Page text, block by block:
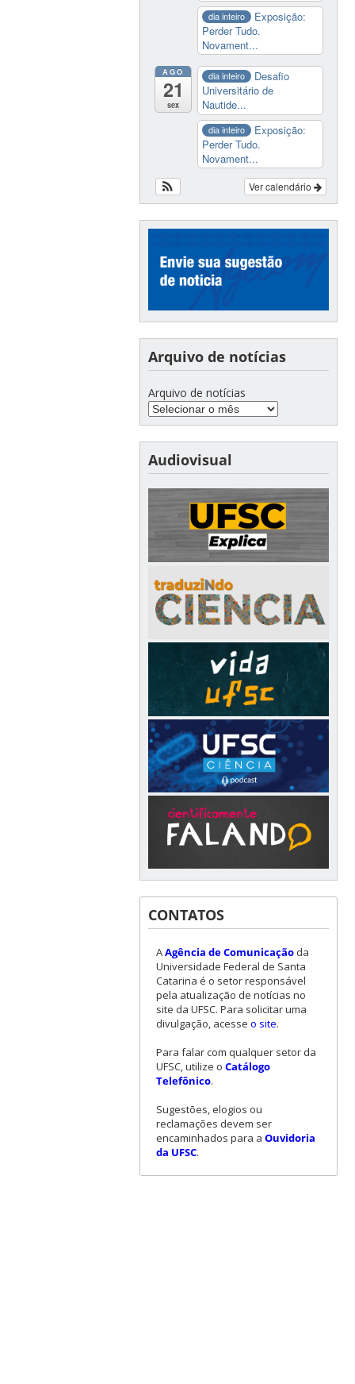
dia inteiro
Exposição:
Perder Tudo.
Novament...
AGO
21
sex
dia inteiro
Desafio
Universitário de
Nautide...
dia inteiro
Exposição:
Perder Tudo.
Novament...
Ver calendário
Arquivo de notícias
Arquivo de notícias
Audiovisual
CONTATOS
AAgência de Comunicaçãoda
Universidade Federal de Santa
Catarina é o setor responsável
pela atualização de notícias no
site da UFSC. Para solicitar uma
divulgação, acesse o site.
Para falar com qualquer setor da
UFSC, utilize o Catálogo
Telefônico.
Sugestões, elogios ou
reclamações devem ser
encaminhados para a Ouvidoria
da UFSC.